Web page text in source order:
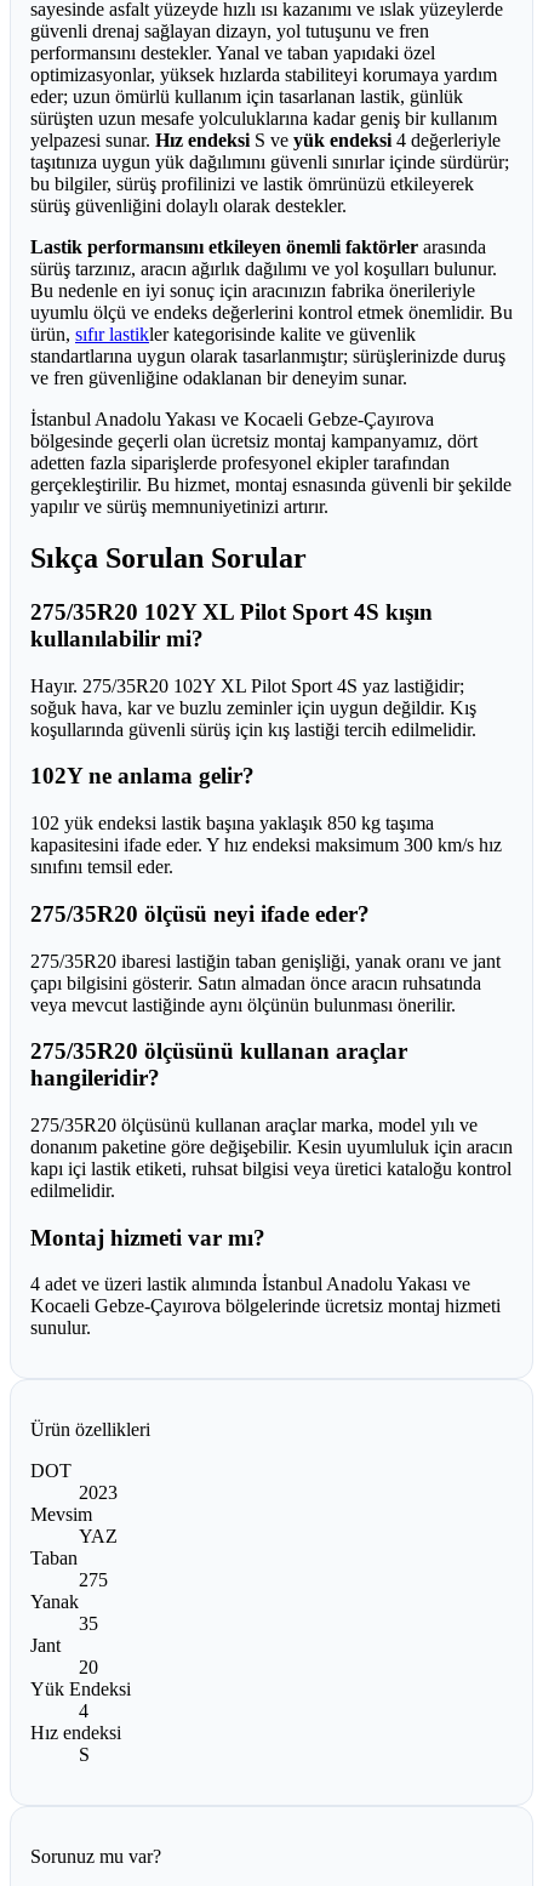
sayesinde asfalt yüzeyde hızlı ısı kazanımı ve ıslak yüzeylerde
güvenli drenaj sağlayan dizayn, yol tutuşunu ve fren
performansını destekler. Yanal ve taban yapıdaki özel
optimizasyonlar, yüksek hızlarda stabiliteyi korumaya yardım
eder; uzun ömürlü kullanım için tasarlanan lastik, günlük
sürüşten uzun mesafe yolculuklarına kadar geniş bir kullanım
yelpazesi sunar. Hız endeksi S ve yük endeksi 4 değerleriyle
taşıtınıza uygun yük dağılımını güvenli sınırlar içinde sürdürür;
bu bilgiler, sürüş profilinizi ve lastik ömrünüzü etkileyerek
sürüş güvenliğini dolaylı olarak destekler.
Lastik performansını etkileyen önemli faktörler arasında
sürüş tarzınız, aracın ağırlık dağılımı ve yol koşulları bulunur.
Bu nedenle en iyi sonuç için aracınızın fabrika önerileriyle
uyumlu ölçü ve endeks değerlerini kontrol etmek önemlidir. Bu
ürün, sıfır lastikler kategorisinde kalite ve güvenlik
standartlarına uygun olarak tasarlanmıştır; sürüşlerinizde duruş
ve fren güvenliğine odaklanan bir deneyim sunar.
İstanbul Anadolu Yakası ve Kocaeli Gebze-Çayırova
bölgesinde geçerli olan ücretsiz montaj kampanyamız, dört
adetten fazla siparişlerde profesyonel ekipler tarafından
gerçekleştirilir. Bu hizmet, montaj esnasında güvenli bir şekilde
yapılır ve sürüş memnuniyetinizi artırır.
Sıkça Sorulan Sorular
275/35R20 102Y XL Pilot Sport 4S kışın
kullanılabilir mi?
Hayır. 275/35R20 102Y XL Pilot Sport 4S yaz lastiğidir;
soğuk hava, kar ve buzlu zeminler için uygun değildir. Kış
koşullarında güvenli sürüş için kış lastiği tercih edilmelidir.
102Y ne anlama gelir?
102 yük endeksi lastik başına yaklaşık 850 kg taşıma
kapasitesini ifade eder. Y hız endeksi maksimum 300 km/s hız
sınıfını temsil eder.
275/35R20 ölçüsü neyi ifade eder?
275/35R20 ibaresi lastiğin taban genişliği, yanak oranı ve jant
çapı bilgisini gösterir. Satın almadan önce aracın ruhsatında
veya mevcut lastiğinde aynı ölçünün bulunması önerilir.
275/35R20 ölçüsünü kullanan araçlar
hangileridir?
275/35R20 ölçüsünü kullanan araçlar marka, model yılı ve
donanım paketine göre değişebilir. Kesin uyumluluk için aracın
kapı içi lastik etiketi, ruhsat bilgisi veya üretici kataloğu kontrol
edilmelidir.
Montaj hizmeti var mı?
4 adet ve üzeri lastik alımında İstanbul Anadolu Yakası ve
Kocaeli Gebze-Çayırova bölgelerinde ücretsiz montaj hizmeti
sunulur.
Ürün özellikleri
DOT
2023
Mevsim
YAZ
Taban
275
Yanak
35
Jant
20
Yük Endeksi
4
Hız endeksi
S
Sorunuz mu var?